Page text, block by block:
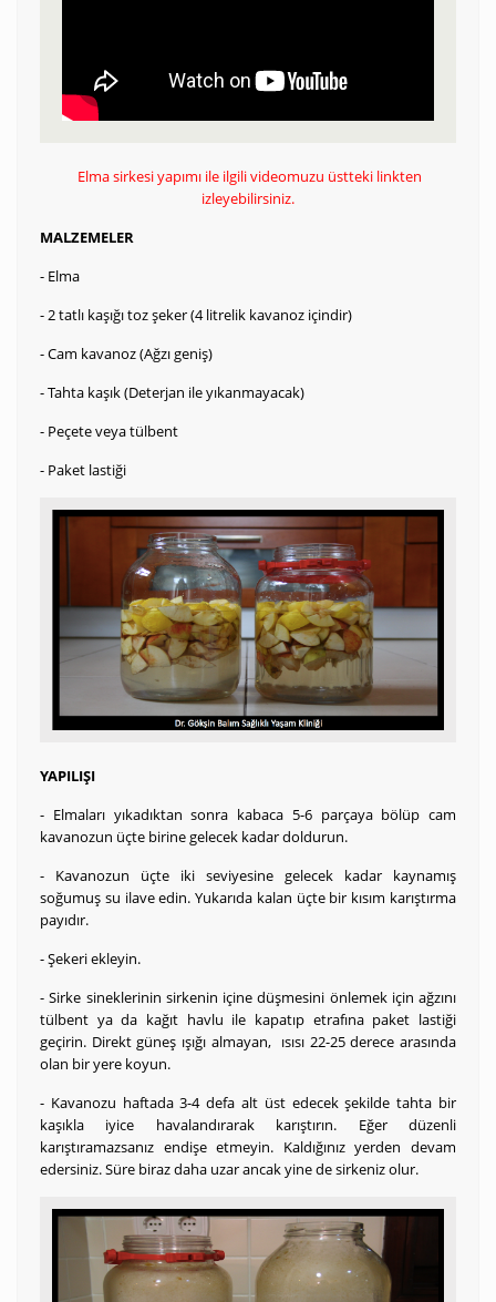
Elma sirkesi yapımı ile ilgili videomuzu üstteki linkten
izleyebilirsiniz.
MALZEMELER
- Elma
- 2 tatlı kaşığı toz şeker (4 litrelik kavanoz içindir)
- Cam kavanoz (Ağzı geniş)
- Tahta kaşık (Deterjan ile yıkanmayacak)
- Peçete veya tülbent
- Paket lastiği
YAPILIŞI
- Elmaları yıkadıktan sonra kabaca 5-6 parçaya bölüp cam
kavanozun üçte birine gelecek kadar doldurun.
- Kavanozun üçte iki seviyesine gelecek kadar kaynamış
soğumuş su ilave edin. Yukarıda kalan üçte bir kısım karıştırma
payıdır.
- Şekeri ekleyin.
- Sirke sineklerinin sirkenin içine düşmesini önlemek için ağzını
tülbent ya da kağıt havlu ile kapatıp etrafına paket lastiği
geçirin. Direkt güneş ışığı almayan, ısısı 22-25 derece arasında
olan bir yere koyun.
- Kavanozu haftada 3-4 defa alt üst edecek şekilde tahta bir
kaşıkla iyice havalandırarak karıştırın. Eğer düzenli
karıştıramazsanız endişe etmeyin. Kaldığınız yerden devam
edersiniz. Süre biraz daha uzar ancak yine de sirkeniz olur.